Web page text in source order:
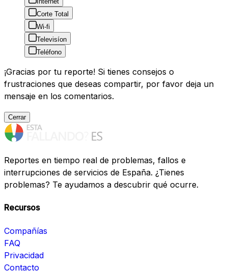
Corte Total
Wi-fi
Televisíon
Teléfono
¡Gracias por tu reporte! Si tienes consejos o
frustraciones que deseas compartir, por favor deja un
mensaje en los comentarios.
Cerrar
Reportes en tiempo real de problemas, fallos e
interrupciones de servicios de España. ¿Tienes
problemas? Te ayudamos a descubrir qué ocurre.
Recursos
Compañías
FAQ
Privacidad
Contacto